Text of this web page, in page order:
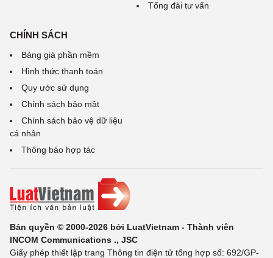
Tổng đài tư vấn
CHÍNH SÁCH
Bảng giá phần mềm
Hình thức thanh toán
Quy ước sử dụng
Chính sách bảo mật
Chính sách bảo vệ dữ liệu
cá nhân
Thông báo hợp tác
Bản quyền © 2000-2026 bởi LuatVietnam - Thành viên
INCOM Communications ., JSC
Giấy phép thiết lập trang Thông tin điện tử tổng hợp số: 692/GP-